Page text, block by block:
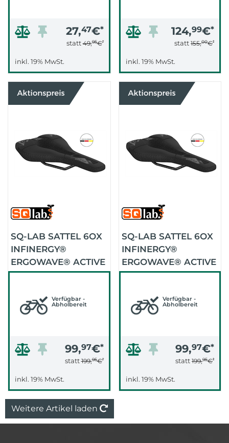
27,47€*
statt49,95€*
inkl. 19% MwSt.
124,99€*
statt 155,00€*
inkl. 19% MwSt.
SQ-LAB SATTEL 6OX
INFINERGY®
ERGOWAVE® ACTIVE
2.0 13 CM (SCHWARZ)
Verfügbar -
Abholbereit
99,97€*
statt199,95€*
inkl. 19% MwSt.
SQ-LAB SATTEL 6OX
INFINERGY®
ERGOWAVE® ACTIVE
2.0 16 CM (SCHWARZ)
Verfügbar -
Abholbereit
99,97€*
statt 199,95€*
inkl. 19% MwSt.
Weitere Artikel laden